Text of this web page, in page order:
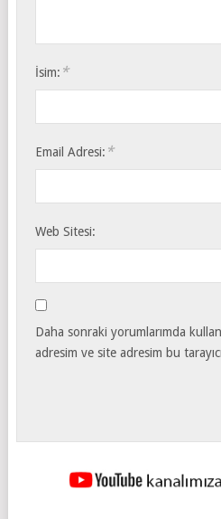
İsim: *
Email Adresi: *
Web Sitesi:
Daha sonraki yorumlarımda
adresim ve site adresim bu